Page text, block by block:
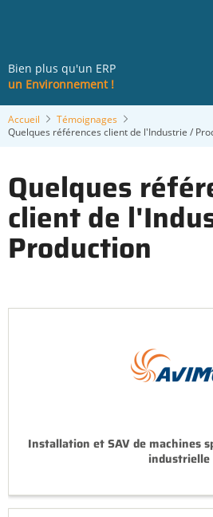
Bien plus qu'un ERP
un Environnement !
Accueil
Témoignages
Quelques références client de l'Industrie /
Quelques
client de
Production
Installation et SAV de machines
industrielle